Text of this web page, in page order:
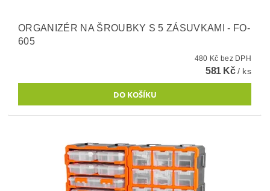
ORGANIZÉR NA ŠROUBKY S 5 ZÁSUVKAMI - FO-
605
480 Kč bez DPH
581 Kč/ ks